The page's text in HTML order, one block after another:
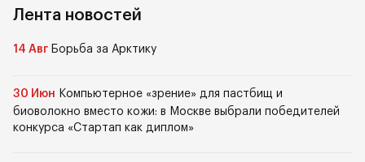
Лента новостей
14 Авг Борьба за Арктику
30 Июн Компьютерное «зрение» для пастбищ и
биоволокно вместо кожи: в Москве выбрали победителей
конкурса «Стартап как диплом»